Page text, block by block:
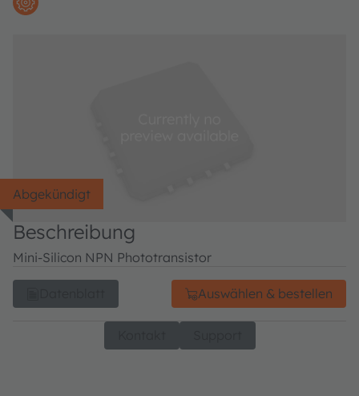
Abgekündigt
Beschreibung
Mini-Silicon NPN Phototransistor
Auswählen & bestellen